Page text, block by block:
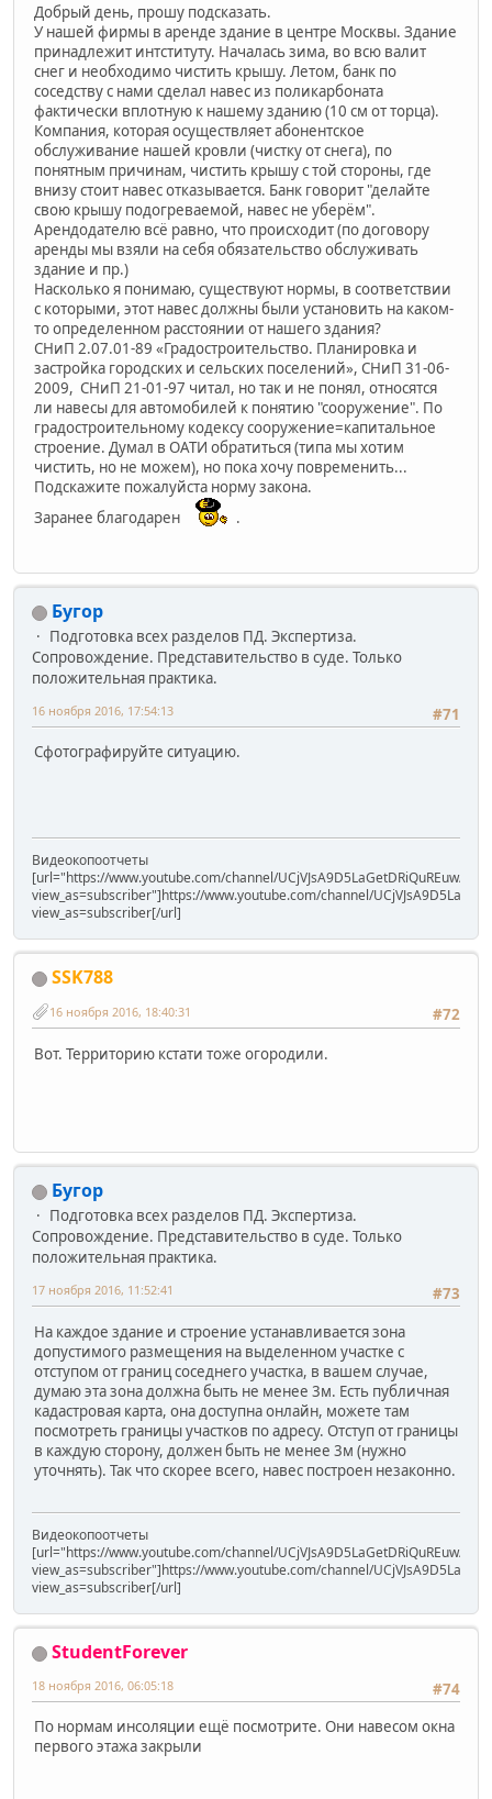
Добрый день, прошу подсказать.
У нашей фирмы в аренде здание в центре Москвы. Здание
принадлежит интституту. Началась зима, во всю валит
снег и необходимо чистить крышу. Летом, банк по
соседству с нами сделал навес из поликарбоната
фактически вплотную к нашему зданию (10 см от торца).
Компания, которая осуществляет абонентское
обслуживание нашей кровли (чистку от снега), по
понятным причинам, чистить крышу с той стороны, где
внизу стоит навес отказывается. Банк говорит "делайте
свою крышу подогреваемой, навес не уберём".
Арендодателю всё равно, что происходит (по договору
аренды мы взяли на себя обязательство обслуживать
здание и пр.)
Насколько я понимаю, существуют нормы, в соответствии
с которыми, этот навес должны были установить на каком-
то определенном расстоянии от нашего здания?
СНиП 2.07.01-89 «Градостроительство. Планировка и
застройка городских и сельских поселений», СНиП 31-06-
2009, СНиП 21-01-97 читал, но так и не понял, относятся
ли навесы для автомобилей к понятию "сооружение". По
градостроительному кодексу сооружение=капитальное
строение. Думал в ОАТИ обратиться (типа мы хотим
чистить, но не можем), но пока хочу повременить...
Подскажите пожалуйста норму закона.
Заранее благодарен
.
Бугор
Подготовка всех разделов ПД. Экспертиза.
Сопровождение. Представительство в суде. Только
положительная практика.
#71
16 ноября 2016, 17:54:13
Сфотографируйте ситуацию.
Видеокопоотчеты
[url="https://www.youtube.com/channel/UCjVJsA9D5LaGetDRiQuREuw/
view_as=subscriber"]https://www.youtube.com/channel/
view_as=subscriber[/url]
SSK788
#72
16 ноября 2016, 18:40:31
Вот. Территорию кстати тоже огородили.
Бугор
Подготовка всех разделов ПД. Экспертиза.
Сопровождение. Представительство в суде. Только
положительная практика.
#73
17 ноября 2016, 11:52:41
На каждое здание и строение устанавливается зона
допустимого размещения на выделенном участке с
отступом от границ соседнего участка, в вашем случае,
думаю эта зона должна быть не менее 3м. Есть публичная
кадастровая карта, она доступна онлайн, можете там
посмотреть границы участков по адресу. Отступ от границы
в каждую сторону, должен быть не менее 3м (нужно
уточнять). Так что скорее всего, навес построен незаконно.
Видеокопоотчеты
[url="https://www.youtube.com/channel/UCjVJsA9D5LaGetDRiQuREuw/
view_as=subscriber"]https://www.youtube.com/channel/
view_as=subscriber[/url]
StudentForever
#74
18 ноября 2016, 06:05:18
По нормам инсоляции ещё посмотрите. Они навесом окна
первого этажа закрыли